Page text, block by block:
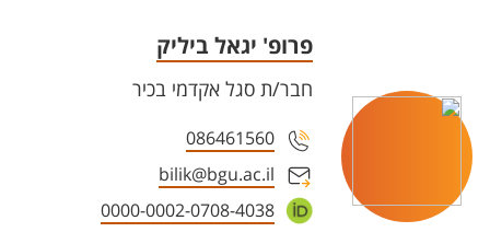
פרופ' יגאל ביליק
חבר/ת סגל אקדמי בכיר
086461560
bilik@bgu.ac.il
0000-0002-0708-4038